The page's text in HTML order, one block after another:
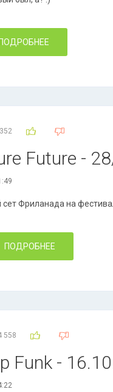
Future -
Фриланада на
ПОДРОБНЕЕ
558
Funk -